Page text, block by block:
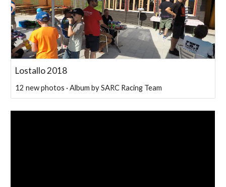
Lostallo 2018
12 new photos · Album by SARC Racing Team